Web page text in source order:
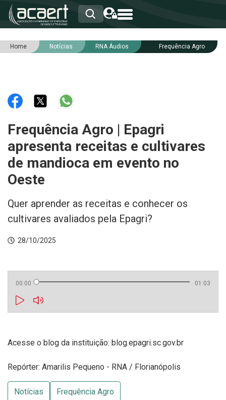
HOME
RNA
NOTÍCIAS
SERVIÇOS
INTEGRIDADE
Home Notícias RNA Áudios Frequência Agro
Frequência Agro | Epagri
apresenta receitas e cultivares
de mandioca em evento no
Oeste
Quer aprender as receitas e conhecer os
cultivares avaliados pela Epagri?
28/10/2025
00:00 01:03
Acesse o blog da instituição: blog.epagri.sc.gov.br
Repórter: Amarilis Pequeno - RNA / Florianópolis
Notícias Frequência Agro